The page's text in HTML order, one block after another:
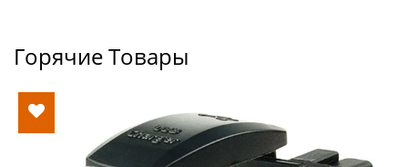
Горячие Товары